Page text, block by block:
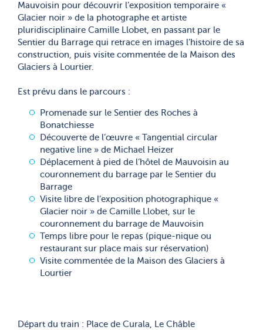
Mauvoisin pour découvrir l’exposition temporaire «
Glacier noir » de la photographe et artiste
pluridisciplinaire Camille Llobet, en passant par le
Sentier du Barrage qui retrace en images l’histoire de sa
construction, puis visite commentée de la Maison des
Glaciers à Lourtier.
Est prévu dans le parcours :
Promenade sur le Sentier des Roches à
Bonatchiesse
Découverte de l’œuvre « Tangential circular
negative line » de Michael Heizer
Déplacement à pied de l’hôtel de Mauvoisin au
couronnement du barrage par le Sentier du
Barrage
Visite libre de l’exposition photographique «
Glacier noir » de Camille Llobet, sur le
couronnement du barrage de Mauvoisin
Temps libre pour le repas (pique-nique ou
restaurant sur place mais sur réservation)
Visite commentée de la Maison des Glaciers à
Lourtier
Départ du train : Place de Curala, Le Châble